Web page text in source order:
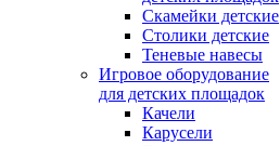
Скамейки детские
Столики детские
Теневые навесы
Игровое оборудование
для детских площадок
Качели
Карусели